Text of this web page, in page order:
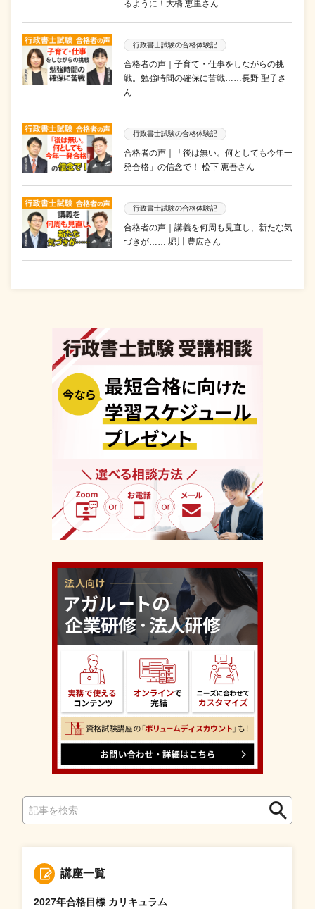
るように！大橋 恵里さん
行政書士試験の合格体験記
合格者の声｜子育て・仕事をしながらの挑
戦。勉強時間の確保に苦戦……長野 聖子さ
ん
行政書士試験の合格体験記
合格者の声｜「後は無い。何としても今年一
発合格」の信念で！ 松下 恵吾さん
行政書士試験の合格体験記
合格者の声｜講義を何周も見直し、新たな気
づきが…… 堀川 豊広さん
索
検
講座一覧
2027年合格目標 カリキュラム